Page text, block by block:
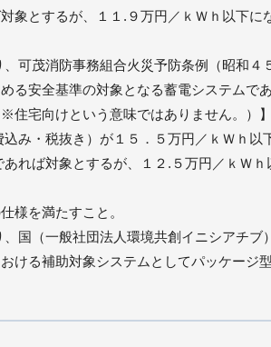
象とするが、１１.９万円／ｋＷｈ以下に
、可茂消防事務組合火災予防条例（昭和４
る安全基準の対象となる蓄電システムであ
住宅向けという意味ではありません。）】
込み・税抜き）が１５．５万円／ｋＷｈ以
あれば対象とするが、１２.５万円／ｋＷｈ
様を満たすこと。
、国（一般社団法人環境共創イニシアチブ
ける補助対象システムとしてパッケージ